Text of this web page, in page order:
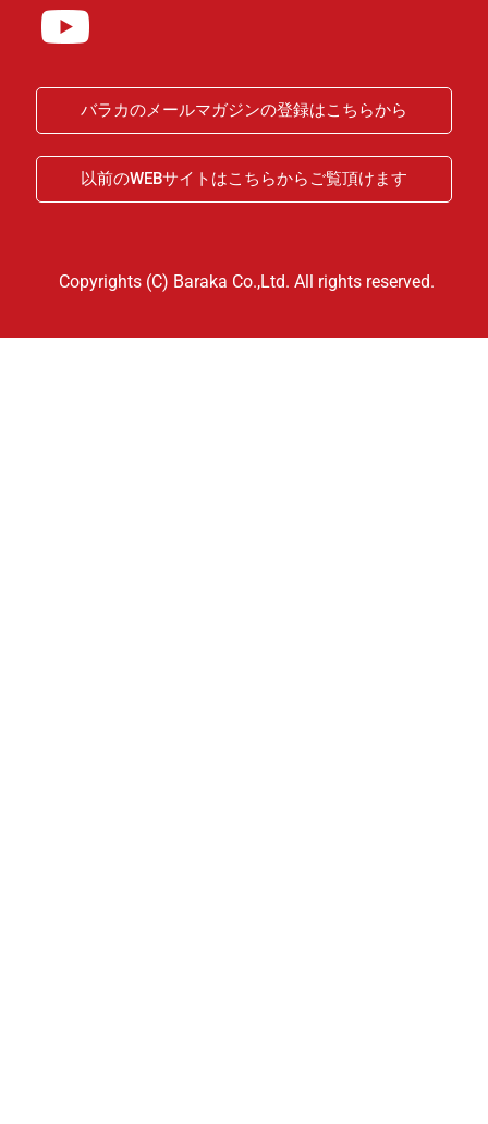
バラカのメールマガジンの登録はこちらから
以前のWEBサイトはこちらからご覧頂けます
Copyrights (C) Baraka Co.,Ltd. All rights reserved.